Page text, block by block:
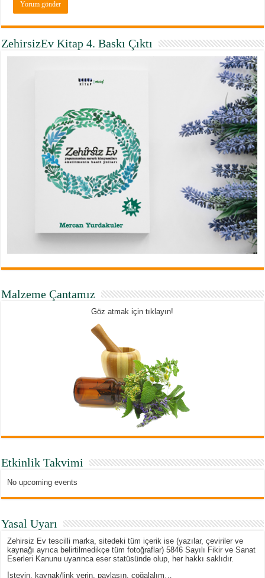
ZehirsizEv Kitap 4. Baskı Çıktı
Malzeme Çantamız
Göz atmak için tıklayın!
Etkinlik Takvimi
No upcoming events
Yasal Uyarı
Zehirsiz Ev tescilli marka, sitedeki tüm içerik ise (yazılar, çeviriler ve
kaynağı ayrıca belirtilmedikçe tüm fotoğraflar) 5846 Sayılı Fikir ve Sanat
Eserleri Kanunu uyarınca eser statüsünde olup, her hakkı saklıdır.
İsteyin, kaynak/link verin, paylaşın, çoğalalım…